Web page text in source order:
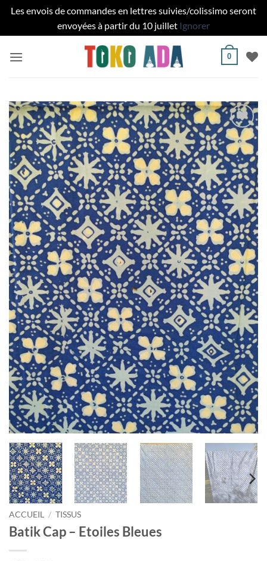
Les envois de commandes en lettres suivies/colissimo seront
envoyées à partir du 10 juillet Ignorer
0
Ajouter
à la liste
de
souhaits
ACCUEIL / TISSUS
Batik Cap – Etoiles Bleues